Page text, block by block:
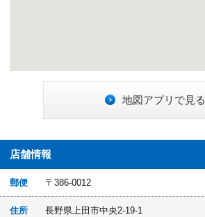
地図アプリで見る
店舗情報
郵便 〒386-0012
住所
長野県上田市中央2-19-1